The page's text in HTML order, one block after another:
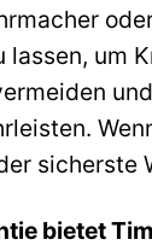
lassen, um
sicherste
bietet